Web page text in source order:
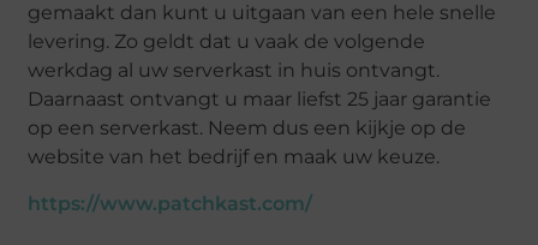
gemaakt dan kunt u uitgaan van een hele snelle
levering. Zo geldt dat u vaak de volgende
werkdag al uw serverkast in huis ontvangt.
Daarnaast ontvangt u maar liefst 25 jaar garantie
op een serverkast. Neem dus een kijkje op de
website van het bedrijf en maak uw keuze.
https://www.patchkast.com/